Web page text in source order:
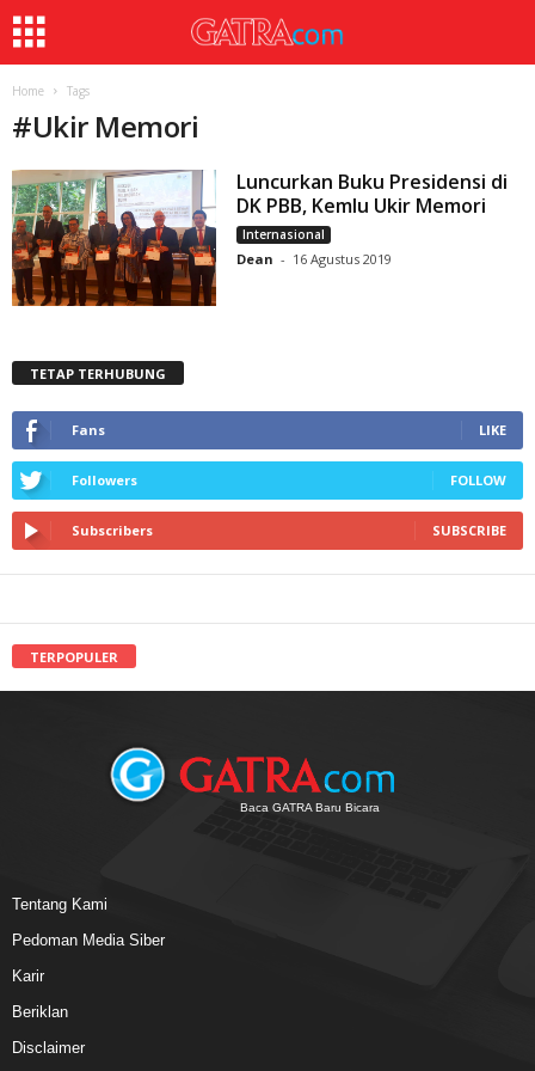
Home Tags
#Ukir Memori
Luncurkan Buku Presidensi di
DK PBB, Kemlu Ukir Memori
Internasional
Dean - 16 Agustus 2019
TETAP TERHUBUNG
Fans LIKE
Followers FOLLOW
Subscribers SUBSCRIBE
TERPOPULER
Baca GATRA Baru Bicara
Tentang Kami
Pedoman Media Siber
Karir
Beriklan
Disclaimer